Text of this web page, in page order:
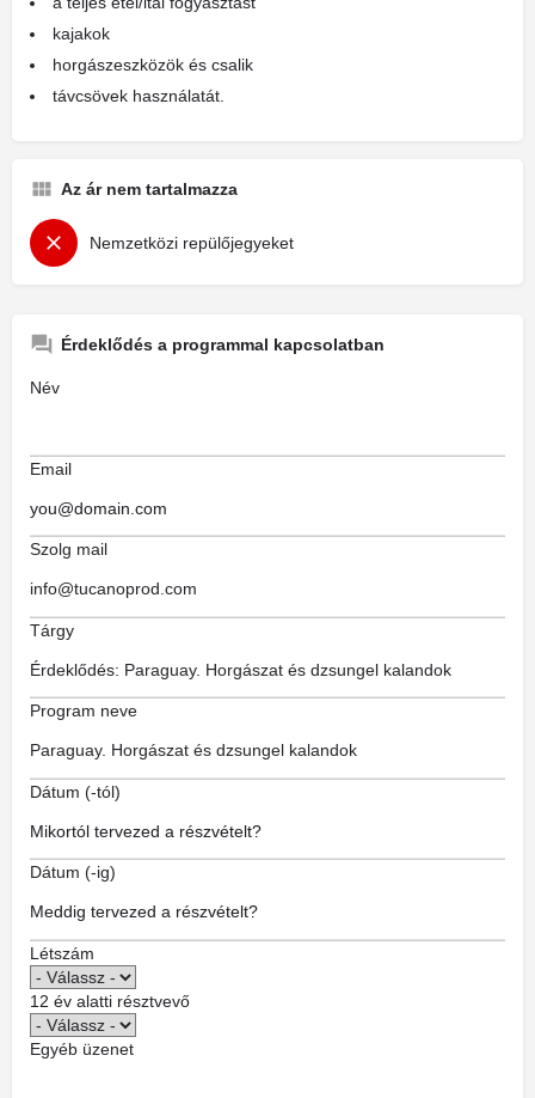
kajakok
horgászeszközök és csalik
távcsövek használatát.
Az ár nem tartalmazza
Nemzetközi repülőjegyeket
Érdeklődés a programmal kapcsolatban
Név
Email
Szolg mail
Tárgy
Program neve
Dátum (-tól)
Dátum (-ig)
Létszám
12 év alatti résztvevő
Egyéb üzenet